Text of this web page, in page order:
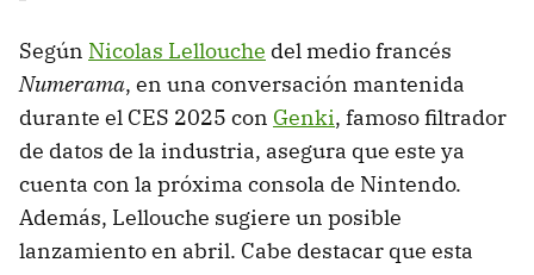
Según Nicolas Lellouche del medio francés
Numerama, en una conversación mantenida
durante el CES 2025 con Genki, famoso filtrador
de datos de la industria, asegura que este ya
cuenta con la próxima consola de Nintendo.
Además, Lellouche sugiere un posible
lanzamiento en abril. Cabe destacar que esta